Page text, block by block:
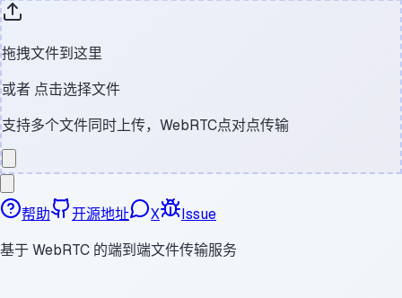
拖拽文件到这里
或者 点击选择文件
支持多个文件同时上传，WebRTC点对点传输
帮助 开源地址 X
Issue
基于 WebRTC 的端到端文件传输服务